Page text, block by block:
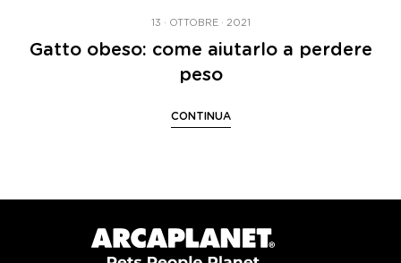
13 · OTTOBRE · 2021
Gatto obeso: come aiutarlo a perdere
peso
CONTINUA